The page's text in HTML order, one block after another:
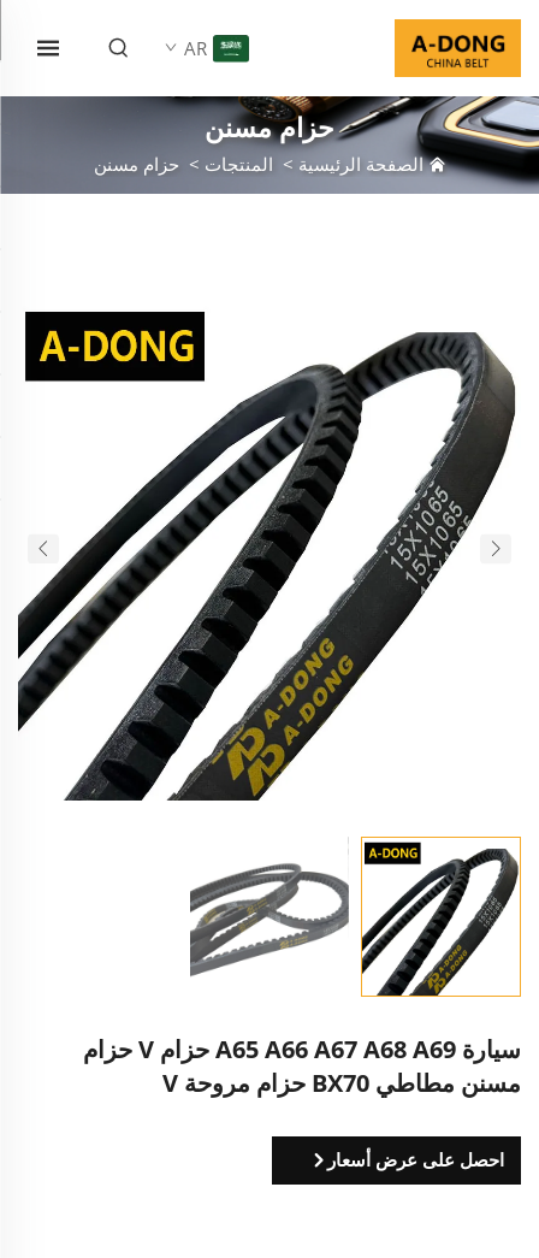
AR
حزام مسنن
الصفحة الرئيسية > المنتجات > حزام مسنن
سيارة A65 A66 A67 A68 A69 حزام V حزام
مسنن مطاطي BX70 حزام مروحة V
احصل على عرض أسعار